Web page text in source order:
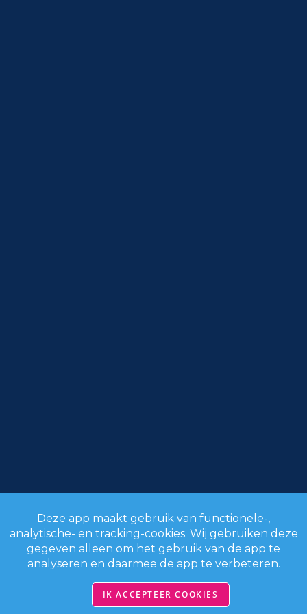
Deze app maakt gebruik van functionele-,
analytische- en tracking-cookies. Wij gebruiken deze
gegeven alleen om het gebruik van de app te
analyseren en daarmee de app te verbeteren.
IK ACCEPTEER COOKIES